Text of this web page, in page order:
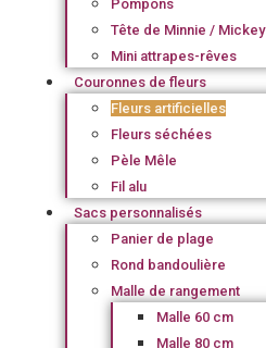
Pompons
Tête de Minnie / Mickey
Mini attrapes-rêves
Couronnes de fleurs
Fleurs artificielles
Fleurs séchées
Pèle Mêle
Fil alu
Sacs personnalisés
Panier de plage
Rond bandoulière
Malle de rangement
Malle 60 cm
Malle 80 cm